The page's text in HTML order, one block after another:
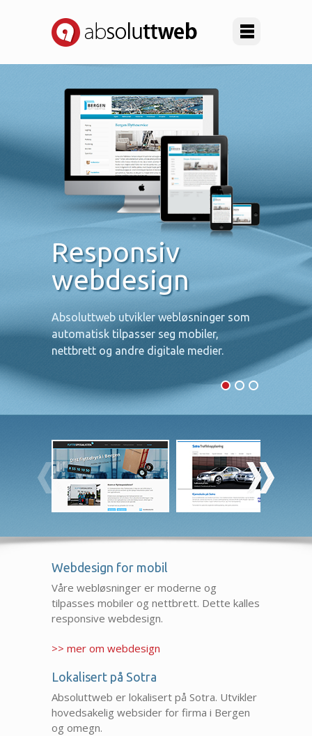
Responsiv
webdesign
Absoluttweb utvikler webløsninger som
automatisk tilpasser seg mobiler,
nettbrett og andre digitale medier.
Webdesign for mobil
Våre webløsninger er moderne og
tilpasses mobiler og nettbrett. Dette kalles
responsive webdesign.
>> mer om webdesign
Lokalisert på Sotra
Absoluttweb er lokalisert på Sotra. Utvikler
hovedsakelig websider for firma i Bergen
og omegn.